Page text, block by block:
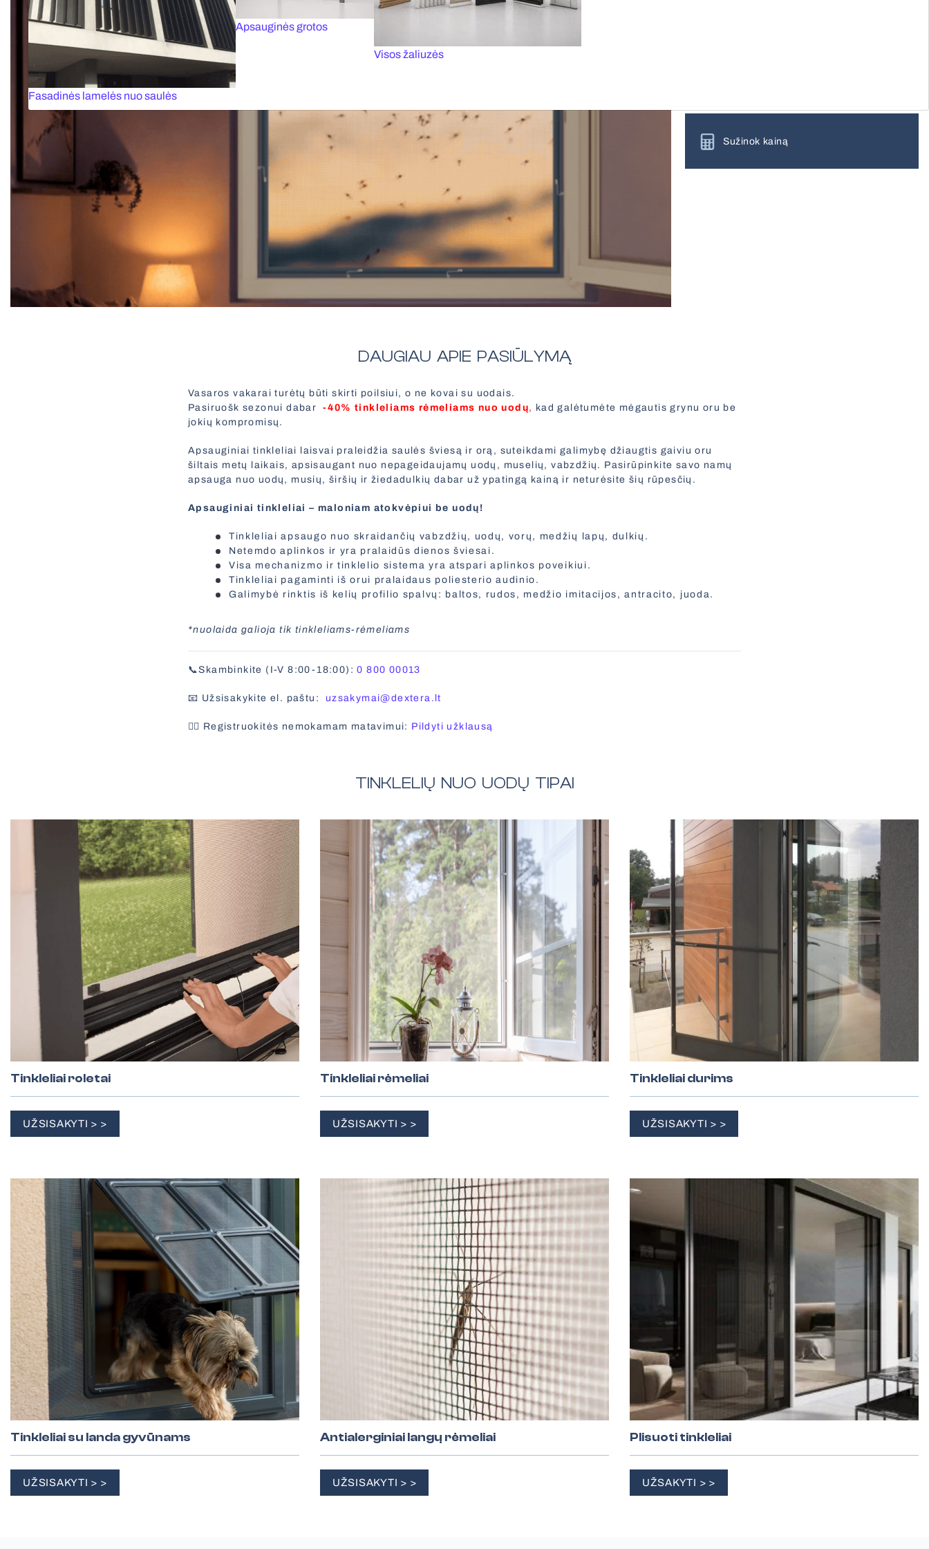
Fasadinės lamelės nuo saulės
Apsauginės grotos
Visos žaliuzės
Sužinok kainą
DAUGIAU APIE PASIŪLYMĄ
Vasaros vakarai turėtų būti skirti poilsiui, o ne kovai su uodais.
Pasiruošk sezonui dabar
-40% tinkleliams rėmeliams nuo uodų, kad galėtumėte mėgautis grynu oru be
jokių kompromisų.
Apsauginiai tinkleliai laisvai praleidžia saulės šviesą ir orą, suteikdami galimybę džiaugtis gaiviu oru
šiltais metų laikais, apsisaugant nuo nepageidaujamų uodų, muselių, vabzdžių. Pasirūpinkite savo namų
apsauga nuo uodų, musių, širšių ir žiedadulkių dabar už ypatingą kainą ir neturėsite šių rūpesčių.
Apsauginiai tinkleliai – maloniam atokvėpiui be uodų!
Tinkleliai apsaugo nuo skraidančių vabzdžių, uodų, vorų, medžių lapų, dulkių.
Netemdo aplinkos ir yra pralaidūs dienos šviesai.
Visa mechanizmo ir tinklelio sistema yra atspari aplinkos poveikiui.
Tinkleliai pagaminti iš orui pralaidaus poliesterio audinio.
Galimybė rinktis iš kelių profilio spalvų: baltos, rudos, medžio imitacijos, antracito, juoda.
*nuolaida galioja tik tinkleliams-rėmeliams
📞Skambinkite (I-V 8:00-18:00):0 800 00013
📧 Užsisakykite el. paštu: uzsakymai@dextera.lt
✍🏻 Registruokitės nemokamam matavimui: Pildyti užklausą
TINKLELIŲ NUO UODŲ TIPAI
Tinkleliai roletai
UŽSISAKYTI > >
Tinkleliai rėmeliai
UŽSISAKYTI > >
Tinkleliai durims
UŽSISAKYTI > >
Tinkleliai su landa gyvūnams
UŽSISAKYTI > >
Antialerginiai langų rėmeliai
UŽSISAKYTI > >
Plisuoti tinkleliai
UŽSAKYTI > >